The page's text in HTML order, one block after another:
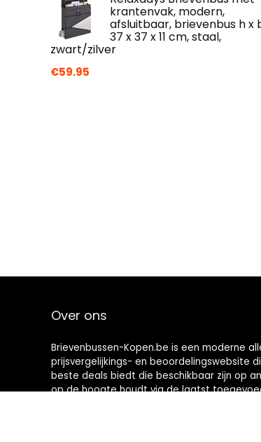
krantenvak, modern,
afsluitbaar, brievenbus h x
37 x 37 x 11 cm, staal,
zwart/zilver
€59.95
Over ons
Brievenbussen-Kopen.be is een moderne
prijsvergelijkings- en beoordelingswebsite
beste deals biedt die beschikbaar zijn op
op de hoogte houdt via de laatst